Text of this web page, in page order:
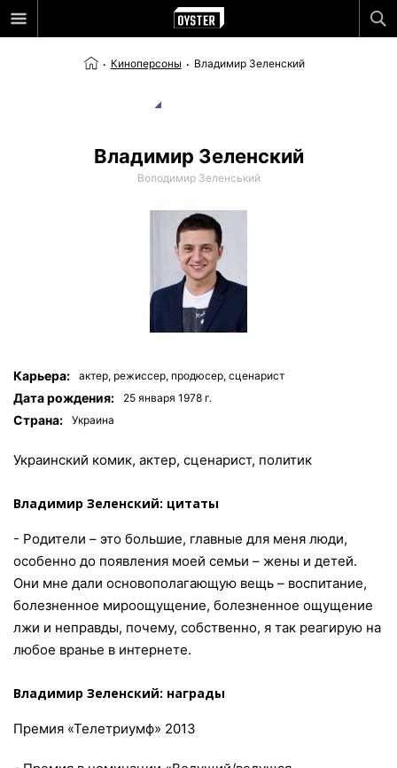
Киноперсоны Владимир Зеленский
Владимир Зеленский
Володимир Зеленський
Карьера: актер, режиссер, продюсер, сценарист
Дата рождения: 25 января 1978 г.
Страна: Украина
Украинский комик, актер, сценарист, политик
Владимир Зеленский: цитаты
- Родители – это большие, главные для меня люди,
особенно до появления моей семьи – жены и детей.
Они мне дали основополагающую вещь – воспитание,
болезненное мироощущение, болезненное ощущение
лжи и неправды, почему, собственно, я так реагирую на
любое вранье в интернете.
Владимир Зеленский: награды
Премия «Телетриумф» 2013